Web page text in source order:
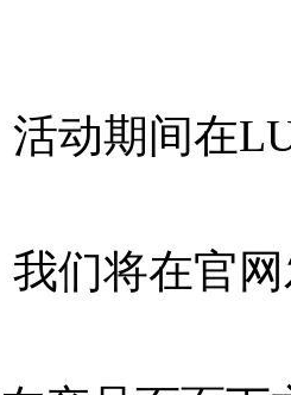
活动期间在
们将在官